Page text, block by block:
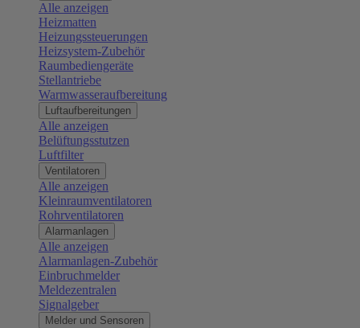
Alle anzeigen
Heizmatten
Heizungssteuerungen
Heizsystem-Zubehör
Raumbediengeräte
Stellantriebe
Warmwasseraufbereitung
Luftaufbereitungen
Alle anzeigen
Belüftungsstutzen
Luftfilter
Ventilatoren
Alle anzeigen
Kleinraumventilatoren
Rohrventilatoren
Alarmanlagen
Alle anzeigen
Alarmanlagen-Zubehör
Einbruchmelder
Meldezentralen
Signalgeber
Melder und Sensoren